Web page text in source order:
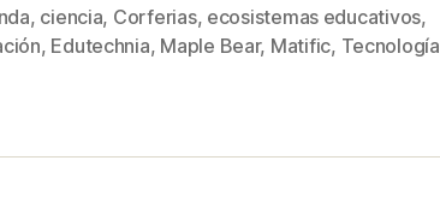
e
p
, ciencia, Corferias, ecosistemas educativos,
, Edutechnia, Maple Bear, Matific, Tecnología